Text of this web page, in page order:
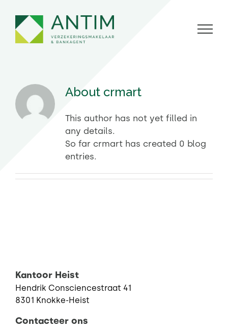
content
About crmart
This author has not yet filled in
any details.
So far crmart has created 0 blog
entries.
Kantoor Heist
Hendrik Consciencestraat 41
8301 Knokke-Heist
Contacteer ons